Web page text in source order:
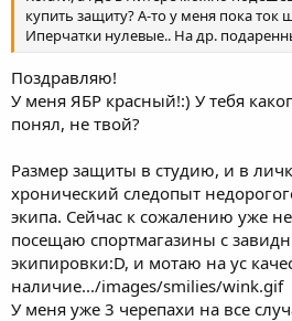
купить защиту? А-то у меня пока ток
Иперчатки нулевые.. На др.
Поздравляю!
У меня ЯБР красный!:) У тебя
понял, не твой?
Размер защиты в студию, и в
хронический следопыт
экипа. Сейчас к сожалению уже
посещаю спортмагазины с
экипировки:D, и мотаю на ус
наличие.../images/smilies/wink.gif
У меня уже 3 черепахи на все